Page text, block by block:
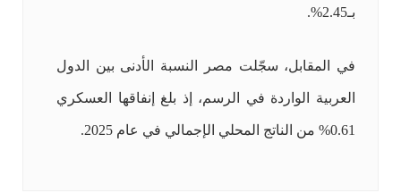
بـ2.45%.
في المقابل، سجّلت مصر النسبة الأدنى بين الدول
العربية الواردة في الرسم، إذ بلغ إنفاقها العسكري
0.61% من الناتج المحلي الإجمالي في عام 2025.